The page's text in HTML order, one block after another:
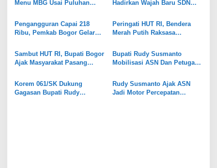
p
o
s
Menu MBG Usai Puluhan
Diduga Keracunan
Hadirkan Wajah Baru SDN
Tahun Tak Tersentuh
Pembangunan
Pengangguran Capai 218
Ribu, Pemkab Bogor Gelar
Peringati HUT RI, Bendera
Merah Putih Raksasa
Pakansari
Sambut HUT RI, Bupati Bogor
Ajak Masyarakat Pasang
Serentak
Bupati Rudy Susmanto
Mobilisasi ASN Dan Petugas
bersih Stadion Pakansari
Jelang Indonesia vs Vietnam
Korem 061/SK Dukung
Gagasan Bupati Rudy
Rudy Susmanto Ajak ASN
Jadi Motor Percepatan